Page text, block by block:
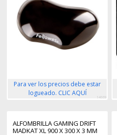
Para ver los precios debe estar
logueado. CLIC AQUÍ
14669
ALFOMBRILLA GAMING DRIFT
MADKAT XL 900 X 300 X 3 MM